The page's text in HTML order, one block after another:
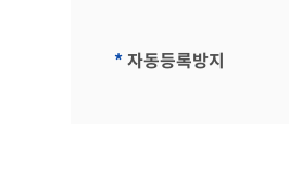
*자동등록방지